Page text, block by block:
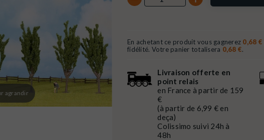
agrandir
En achetant ce produit vous gagnerez 0,68 €
fidélité. Votre panier totalisera 0,68 €.
Livraison offerte en
point relais
en France à partir de 159
€
(à partir de 6,99 € en
deça)
Colissimo suivi 24h à
48h